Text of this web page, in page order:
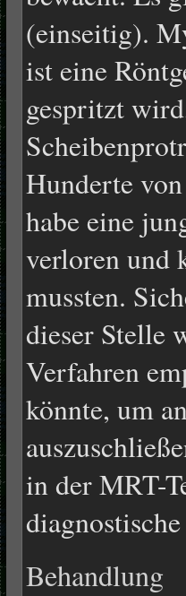
(einseitig).
ist eine
gespritzt
Hunderte
habe eine
verloren und
mussten.
dieser Stelle
Verfahren
könnte, um
in der MRT-
Behandlung